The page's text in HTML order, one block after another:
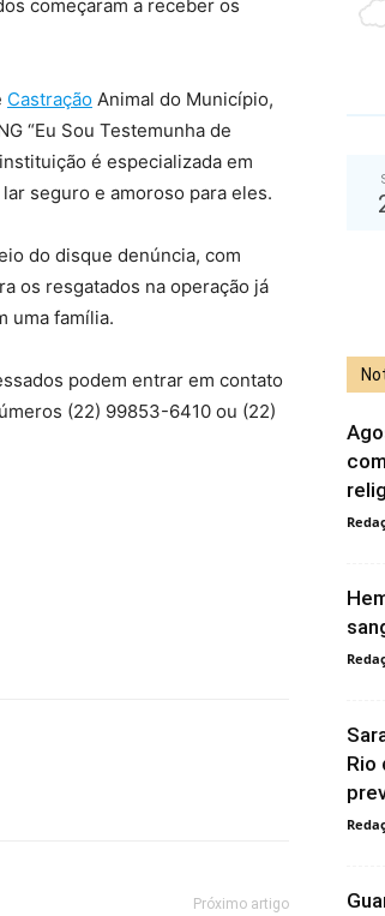
começaram a receber os
Castração Animal do Município,
“Eu Sou Testemunha de
é especializada em
seguro e amoroso para eles.
do disque denúncia, com
os resgatados na operação já
uma família.
podem entrar em contato
(22) 99853-6410 ou (22)
Próximo artigo
Rio